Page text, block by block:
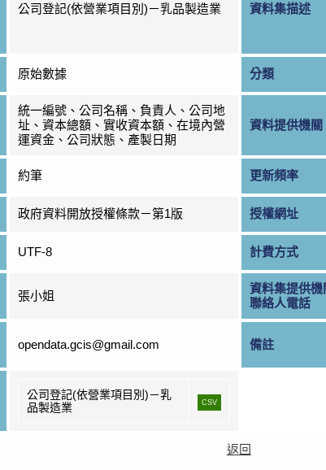
公司登記(依營業項目別)－乳品製造業 資料集描述
原始數據 分類
統一編號、公司名稱、負責人、公司地
址、資本總額、實收資本額、在境內營
運資金、公司狀態、產製日期
資料提供機關
約筆 更新頻率
政府資料開放授權條款－第1版 授權網址
UTF-8 計費方式
張小姐
資料集提供機
聯絡人電話
opendata.gcis@gmail.com 備註
公司登記(依營業項目別)－乳
品製造業
CSV
返回